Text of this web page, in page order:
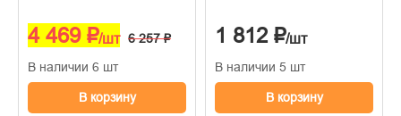
4 469 ₽/шт 6 257 ₽
В наличии 6 шт
В корзину
1 812 ₽/шт
В наличии 5 шт
В корзину